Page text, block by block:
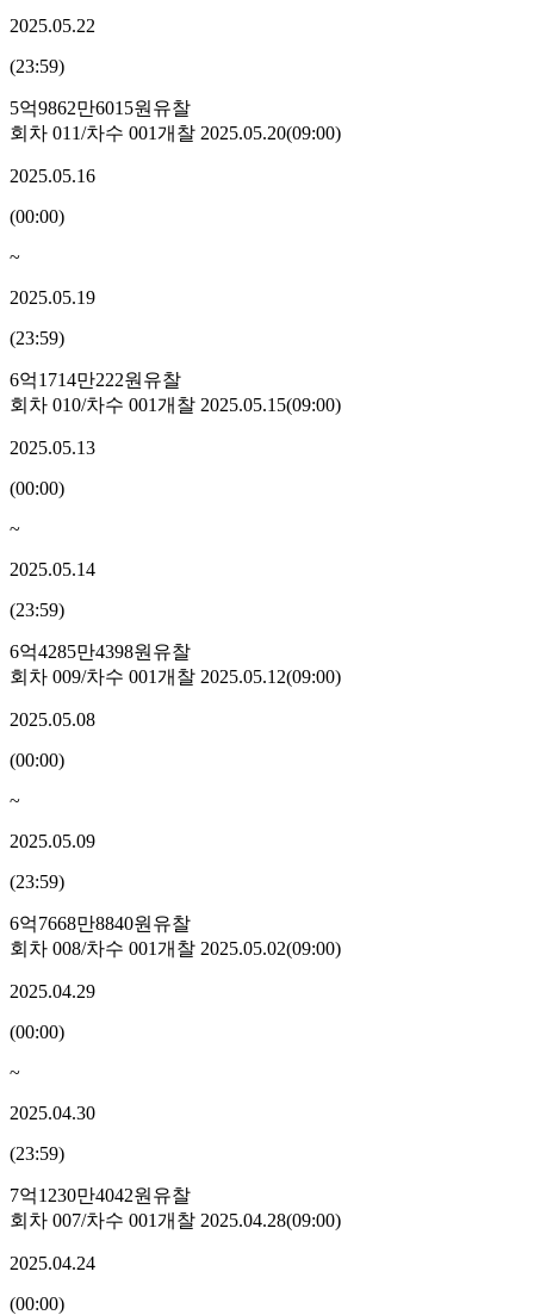
2025.05.22
(23:59)
5억9862만6015원 유찰
회차 011/차수 001개찰 2025.05.20(09:00)
2025.05.16
(00:00)
~
2025.05.19
(23:59)
6억1714만222원 유찰
회차 010/차수 001개찰 2025.05.15(09:00)
2025.05.13
(00:00)
~
2025.05.14
(23:59)
6억4285만4398원 유찰
회차 009/차수 001개찰 2025.05.12(09:00)
2025.05.08
(00:00)
~
2025.05.09
(23:59)
6억7668만8840원 유찰
회차 008/차수 001개찰 2025.05.02(09:00)
2025.04.29
(00:00)
~
2025.04.30
(23:59)
7억1230만4042원 유찰
회차 007/차수 001개찰 2025.04.28(09:00)
2025.04.24
(00:00)